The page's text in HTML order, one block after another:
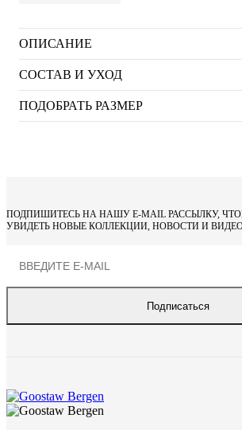
ОПИСАНИЕ
Описание Мужской зимний бомбер со
сложных элементов, подходит тем, кто
СОСТАВ И УХОД
ПОДОБРАТЬ РАЗМЕР
ПОДПИШИТЕСЬ НА НАШУ E‑MAIL РАССЫЛКУ,
УВИДЕТЬ НОВЫЕ КОЛЛЕКЦИИ, НОВОСТИ И
Подписаться